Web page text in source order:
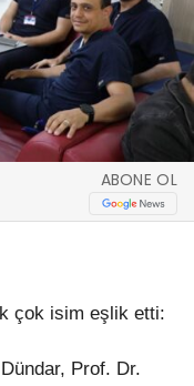
ABONE OL
çok isim eşlik etti:
Prof. Dr.